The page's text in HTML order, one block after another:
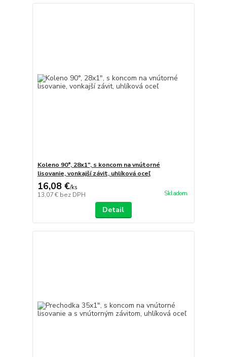
Koleno 90°, 28x1", s koncom na vnútorné
lisovanie, vonkajší závit, uhlíková oceľ
16,08 €/ks
13,07 € bez DPH Skladom
Detail